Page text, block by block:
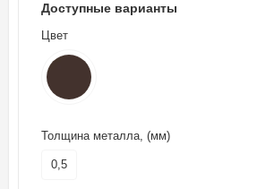
Доступные варианты
Цвет
Толщина металла, (мм)
0,5